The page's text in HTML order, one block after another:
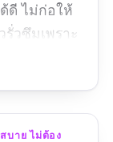
ดี ไม่ก่อให้
วซึมเพราะ
ชั้น พร้อม
บาย ไม่ต้อง